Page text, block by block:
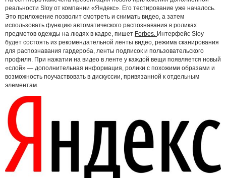
реальности Sloy от компании «Яндекс». Его тестирование уже началось.
Это приложение позволит смотреть и снимать видео, а затем
использовать функцию автоматического распознавания в роликах
предметов одежды на людях в кадре, пишет Forbes. Интерфейс Sloy
будет состоять из рекомендательной ленты видео, режима сканирования
для распознавания гардероба, ленты подписок и пользовательского
профиля. При нажатии на видео в ленте у каждой вещи появляется новый
«слой» — дополнительная информация, ролики с похожими образами и
возможность поучаствовать в дискуссии, привязанной к отдельным
элементам.